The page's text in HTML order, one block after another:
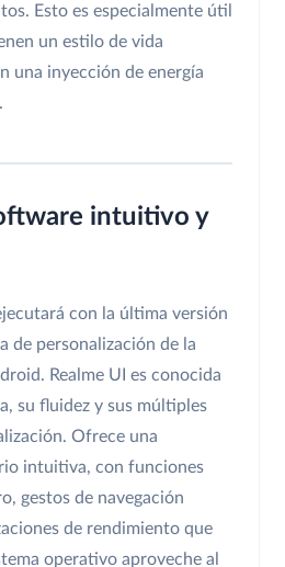
Esto es especialmente útil
un estilo de vida
una inyección de energía
intuitivo y
con la última versión
de personalización de la
Realme UI es conocida
su fluidez y sus múltiples
Ofrece una
intuitiva, con funciones
gestos de navegación
de rendimiento que
operativo aproveche al